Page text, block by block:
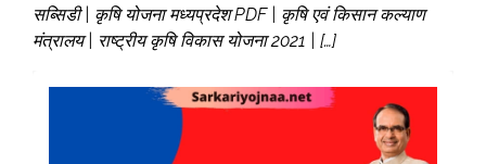
सब्सिडी | कृषि योजना मध्यप्रदेश PDF | कृषि एवं किसान कल्याण
मंत्रालय | राष्ट्रीय कृषि विकास योजना 2021 | […]